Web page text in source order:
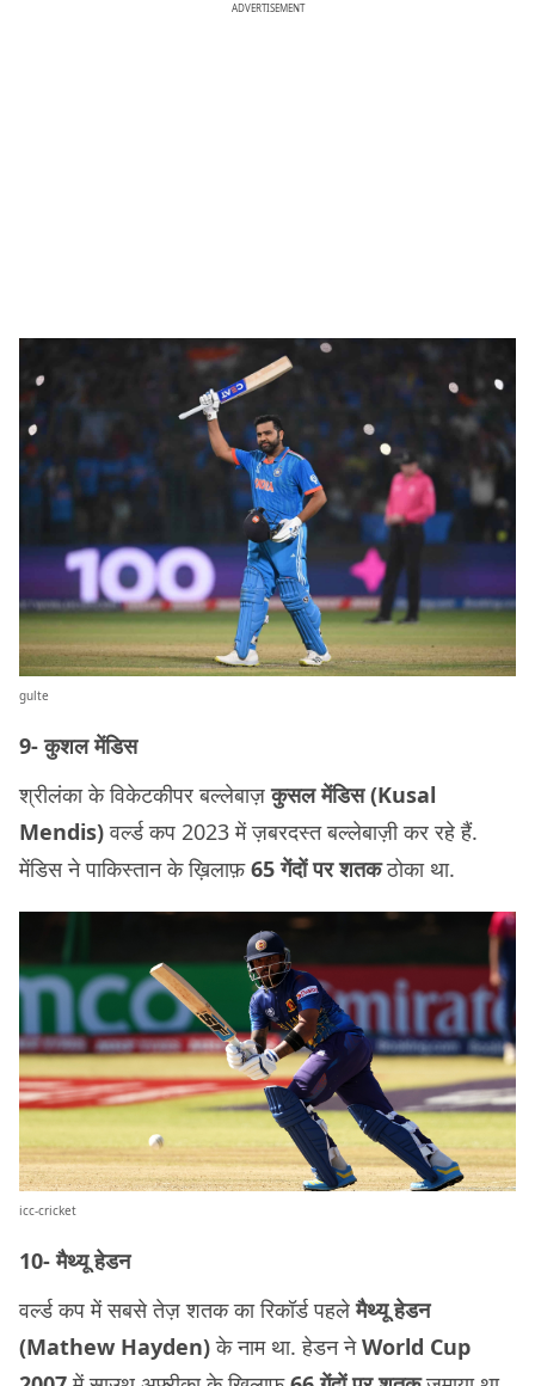
ADVERTISEMENT
gulte
9- कुशल मेंडिस
श्रीलंका के विकेटकीपर बल्लेबाज़कुसल मेंडिस (Kusal
Mendis)वर्ल्ड कप 2023 में ज़बरदस्त बल्लेबाज़ी कर रहे हैं.
मेंडिस ने पाकिस्तान के ख़िलाफ़65 गेंदों पर शतकठोका था.
icc-cricket
10- मैथ्यू हेडन
वर्ल्ड कप में सबसे तेज़ शतक का रिकॉर्ड पहलेमैथ्यू हेडन
(Mathew Hayden)के नाम था. हेडन नेWorld Cup